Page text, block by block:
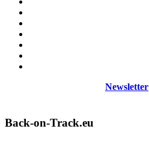
Newsletter
Back-on-Track.eu